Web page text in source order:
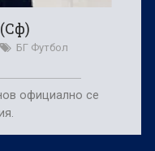
БГ Футбол
официално се